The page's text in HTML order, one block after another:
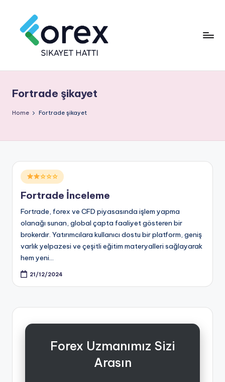
Fortrade şikayet
Home Fortrade şikayet
Posted
in
☆☆☆
Fortrade İnceleme
Fortrade, forex ve CFD piyasasında işlem yapma
olanağı sunan, global çapta faaliyet gösteren bir
brokerdır. Yatırımcılara kullanıcı dostu bir platform, geniş
varlık yelpazesi ve çeşitli eğitim materyalleri sağlayarak
hem yeni…
21/12/2024
Forex Uzmanımız Sizi
Arasın